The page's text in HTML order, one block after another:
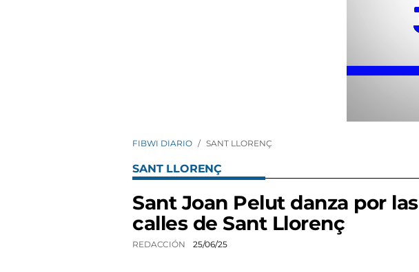
FIBWI DIARIO SANT LLORENÇ
SANT LLORENÇ
Sant Joan Pelut danza por las
calles de Sant Llorenç
REDACCIÓN 25/06/25